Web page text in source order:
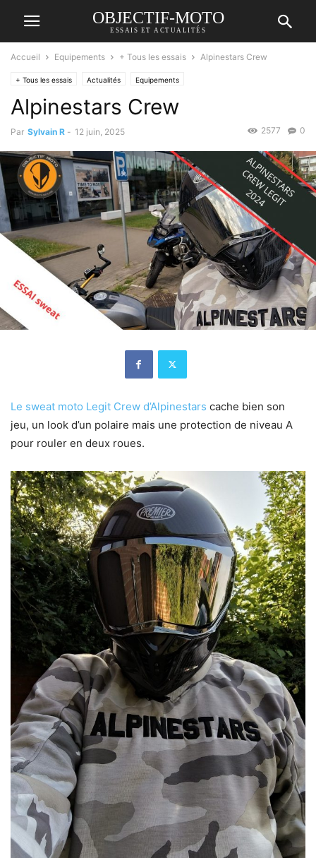
OBJECTIF-MOTO
ESSAIS ET ACTUALITÉS
Accueil Equipements + Tous les essais Alpinestars Crew
+ Tous les essais Actualités Equipements
Alpinestars Crew
Par Sylvain R - 12 juin, 2025 0
2577
Le sweat moto Legit Crew d’Alpinestars cache bien son
jeu, un look d’un polaire mais une protection de niveau A
pour rouler en deux roues.